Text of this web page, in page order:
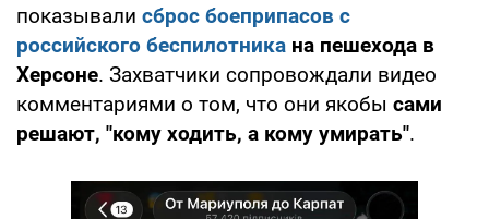
показывали сброс боеприпасов с
российского беспилотника на пешехода в
Херсоне. Захватчики сопровождали видео
комментариями о том, что они якобы сами
решают, "кому ходить, а кому умирать".